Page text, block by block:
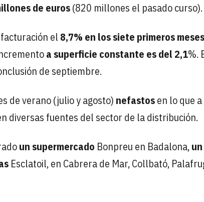
de euros(820 millones el pasado curso).
el 8,7% en los siete primeros meses
a superficie constante es del 2,1%.
de septiembre.
de verano (julio y agosto) nefastosen lo que a
diversas fuentes del sector de la distribución.
un supermercado Bonpreu en Badalona,un
Esclatoil, en Cabrera de Mar, Collbató,